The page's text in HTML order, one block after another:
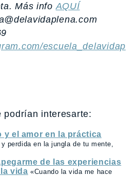
Más info AQUÍ
podrían interesarte:
y el amor en la práctica
y perdida en la jungla de tu mente,
de las experiencias
vida «Cuando la vida me hace